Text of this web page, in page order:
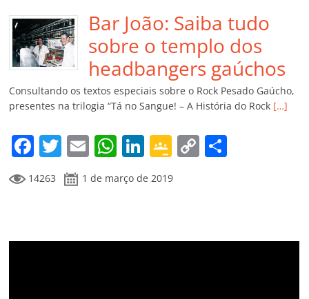
b
o
o
k
A
p
p
dI
n
e
Cl
a
ss
ro
o
m
Li
n
k
ar
til
h
ar
Bar João: Saiba tudo
sobre o templo dos
headbangers gaúchos
Consultando os textos especiais sobre o Rock Pesado Gaúcho,
presentes na trilogia “Tá no Sangue! – A História do Rock […]
F
a
c
b
T
w
itt
E
m
ai
W
at
A
Li
n
k
dI
G
o
e
C
Li ar
14263 1 de março de 2019